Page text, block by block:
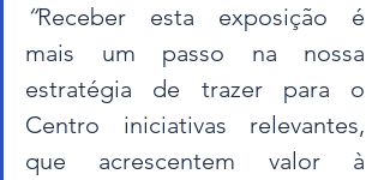
“Receber esta exposição é
mais um passo na nossa
estratégia de trazer para o
Centro iniciativas relevantes,
que acrescentem valor à